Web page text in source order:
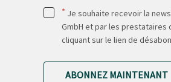
* Je souhaite recevoir la
GmbH et par les prestataires
cliquant sur le lien de
ABONNEZ MAINTENANT